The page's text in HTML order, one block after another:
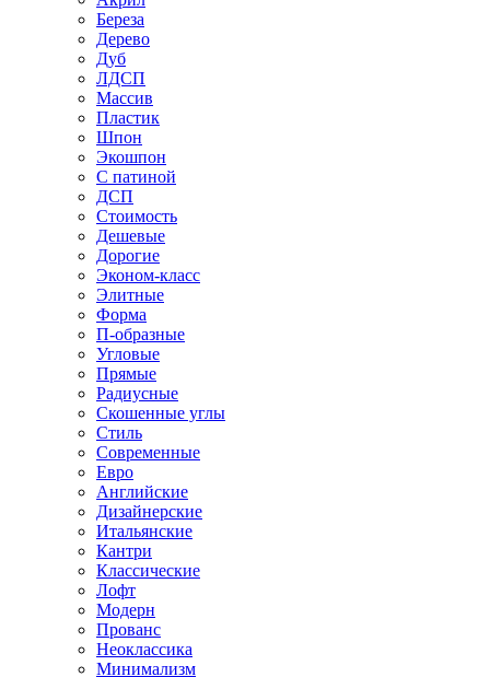
Береза
Дерево
Дуб
ЛДСП
Массив
Пластик
Шпон
Экошпон
С патиной
ДСП
Стоимость
Дешевые
Дорогие
Эконом-класс
Элитные
Форма
П-образные
Угловые
Прямые
Радиусные
Скошенные углы
Стиль
Современные
Евро
Английские
Дизайнерские
Итальянские
Кантри
Классические
Лофт
Модерн
Прованс
Неоклассика
Минимализм